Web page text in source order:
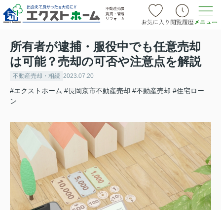
所有者が逮捕・服役中でも任意売却
は可能？売却の可否や注意点を解説
不動産売却・相続 2023.07.20
#エクストホーム #長岡京市不動産売却 #不動産売却 #住宅ロー
ン